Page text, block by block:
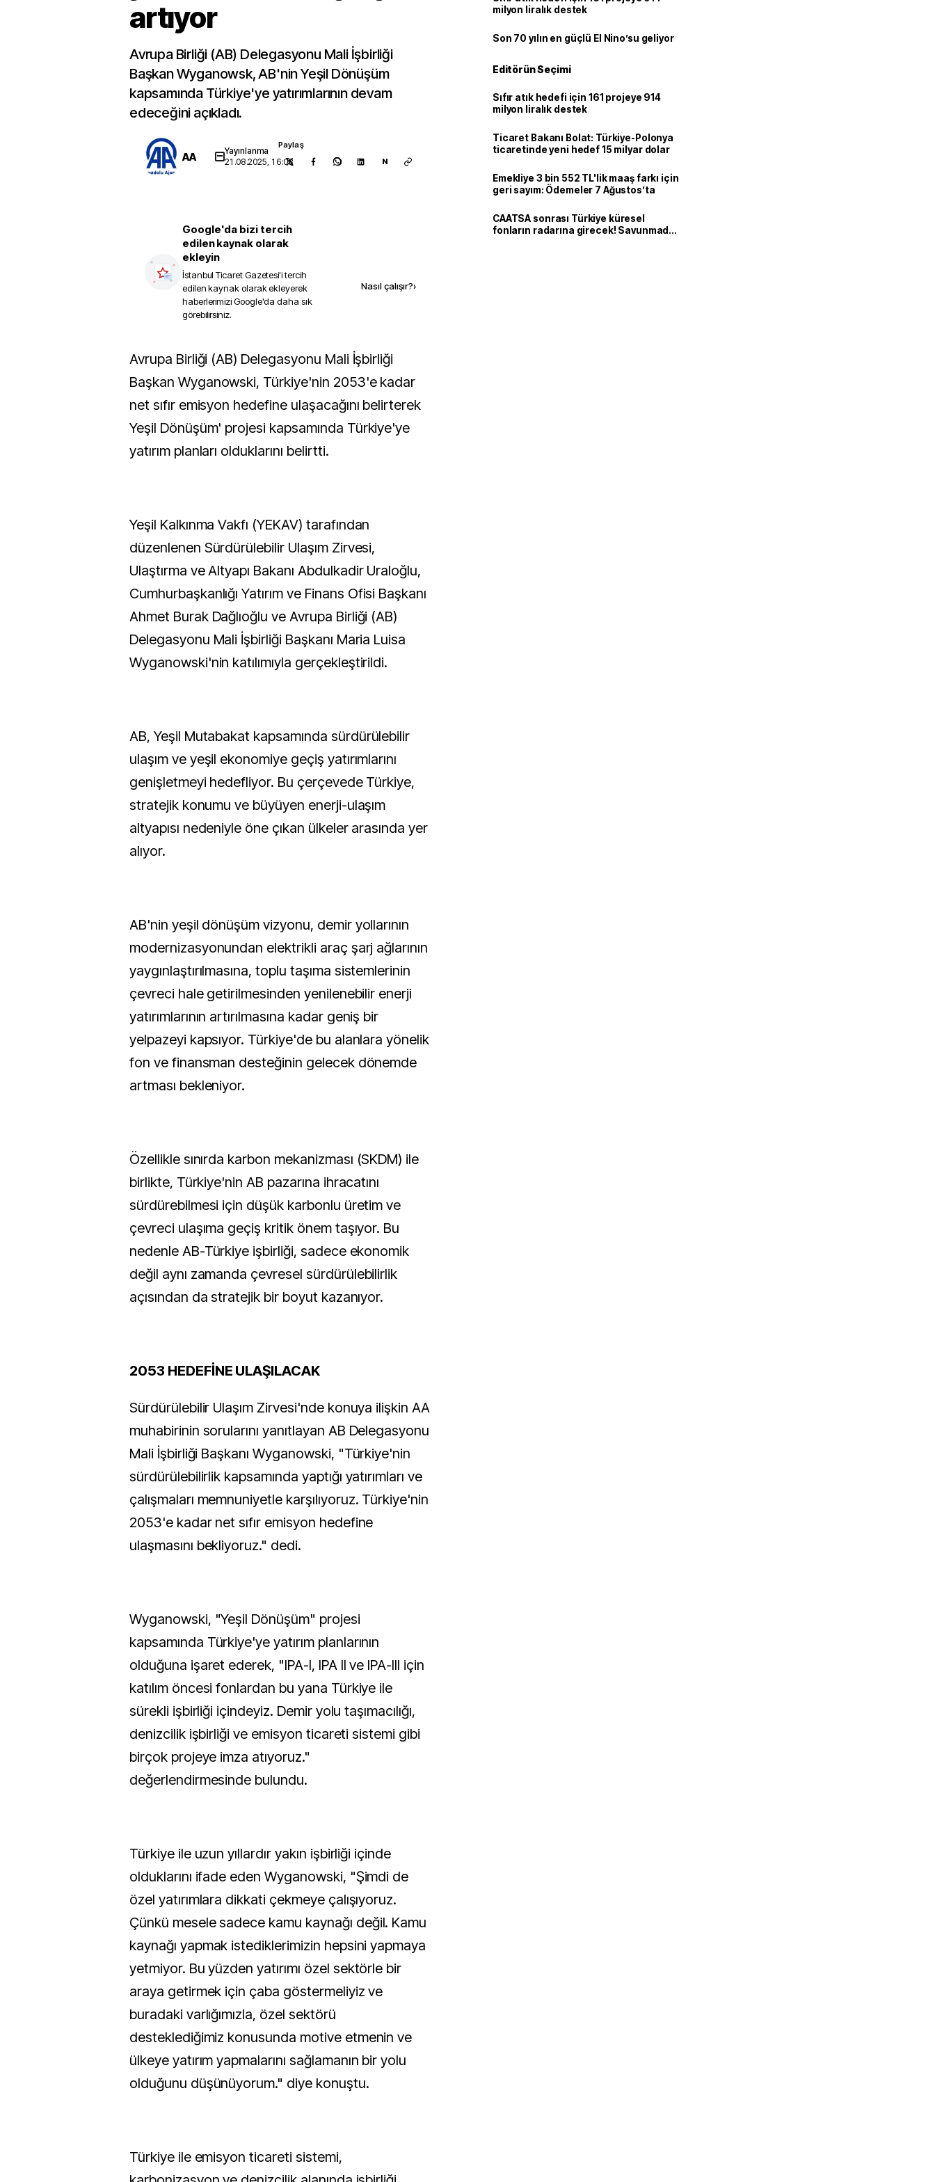
artıyor
Avrupa Birliği (AB) Delegasyonu Mali İşbirliği
Başkan Wyganowsk, AB'nin Yeşil Dönüşüm
kapsamında Türkiye'ye yatırımlarının devam
edeceğini açıkladı.
AA
Yayınlanma
21.08.2025, 16:08
Paylaş
N
Google'da bizi tercih
edilen kaynak olarak
ekleyin
İstanbul Ticaret Gazetesi'i tercih
edilen kaynak olarak ekleyerek
haberlerimizi Google'da daha sık
görebilirsiniz.
Nasıl çalışır?›
Avrupa Birliği (AB) Delegasyonu Mali İşbirliği
Başkan Wyganowski, Türkiye'nin 2053'e kadar
net sıfır emisyon hedefine ulaşacağını belirterek
Yeşil Dönüşüm' projesi kapsamında Türkiye'ye
yatırım planları olduklarını belirtti.
Yeşil Kalkınma Vakfı (YEKAV) tarafından
düzenlenen Sürdürülebilir Ulaşım Zirvesi,
Ulaştırma ve Altyapı Bakanı Abdulkadir Uraloğlu,
Cumhurbaşkanlığı Yatırım ve Finans Ofisi Başkanı
Ahmet Burak Dağlıoğlu ve Avrupa Birliği (AB)
Delegasyonu Mali İşbirliği Başkanı Maria Luisa
Wyganowski'nin katılımıyla gerçekleştirildi.
AB, Yeşil Mutabakat kapsamında sürdürülebilir
ulaşım ve yeşil ekonomiye geçiş yatırımlarını
genişletmeyi hedefliyor. Bu çerçevede Türkiye,
stratejik konumu ve büyüyen enerji-ulaşım
altyapısı nedeniyle öne çıkan ülkeler arasında yer
alıyor.
AB'nin yeşil dönüşüm vizyonu, demir yollarının
modernizasyonundan elektrikli araç şarj ağlarının
yaygınlaştırılmasına, toplu taşıma sistemlerinin
çevreci hale getirilmesinden yenilenebilir enerji
yatırımlarının artırılmasına kadar geniş bir
yelpazeyi kapsıyor. Türkiye'de bu alanlara yönelik
fon ve finansman desteğinin gelecek dönemde
artması bekleniyor.
Özellikle sınırda karbon mekanizması (SKDM) ile
birlikte, Türkiye'nin AB pazarına ihracatını
sürdürebilmesi için düşük karbonlu üretim ve
çevreci ulaşıma geçiş kritik önem taşıyor. Bu
nedenle AB-Türkiye işbirliği, sadece ekonomik
değil aynı zamanda çevresel sürdürülebilirlik
açısından da stratejik bir boyut kazanıyor.
2053 HEDEFİNE ULAŞILACAK
Sürdürülebilir Ulaşım Zirvesi'nde konuya ilişkin AA
muhabirinin sorularını yanıtlayan AB Delegasyonu
Mali İşbirliği Başkanı Wyganowski, "Türkiye'nin
sürdürülebilirlik kapsamında yaptığı yatırımları ve
çalışmaları memnuniyetle karşılıyoruz. Türkiye'nin
2053'e kadar net sıfır emisyon hedefine
ulaşmasını bekliyoruz." dedi.
Wyganowski, "Yeşil Dönüşüm" projesi
kapsamında Türkiye'ye yatırım planlarının
olduğuna işaret ederek, "IPA-I, IPA II ve IPA-III için
katılım öncesi fonlardan bu yana Türkiye ile
sürekli işbirliği içindeyiz. Demir yolu taşımacılığı,
denizcilik işbirliği ve emisyon ticareti sistemi gibi
birçok projeye imza atıyoruz."
değerlendirmesinde bulundu.
Türkiye ile uzun yıllardır yakın işbirliği içinde
olduklarını ifade eden Wyganowski, "Şimdi de
özel yatırımlara dikkati çekmeye çalışıyoruz.
Çünkü mesele sadece kamu kaynağı değil. Kamu
kaynağı yapmak istediklerimizin hepsini yapmaya
yetmiyor. Bu yüzden yatırımı özel sektörle bir
araya getirmek için çaba göstermeliyiz ve
buradaki varlığımızla, özel sektörü
desteklediğimiz konusunda motive etmenin ve
ülkeye yatırım yapmalarını sağlamanın bir yolu
olduğunu düşünüyorum." diye konuştu.
Türkiye ile emisyon ticareti sistemi,
milyon liralık destek
Son 70 yılın en güçlü El Nino’su geliyor
Editörün Seçimi
Sıfır atık hedefi için 161 projeye 914
milyon liralık destek
Ticaret Bakanı Bolat: Türkiye-Polonya
ticaretinde yeni hedef 15 milyar dolar
Emekliye 3 bin 552 TL'lik maaş farkı için
geri sayım: Ödemeler 7 Ağustos’ta
CAATSA sonrası Türkiye küresel
fonların radarına girecek! Savunmadan